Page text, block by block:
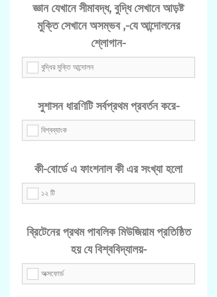
জ্ঞান যেখানে সীমাবদ্ধ, বুদ্ধি সেখানে আড়ষ্ট
মুক্তি সেখানে অসম্ভব ,-যে আন্দোলনের
শ্লোগান-
বুদ্ধির মুক্তি আন্দোলন
সুশাসন ধারণিটি সর্বপ্রথম প্রবর্তন করে-
বিশ্বব্যাংক
কী-বোর্ডে এ ফাংশনাল কী এর সংখ্যা হলো
১২ টি
ব্রিটেনের প্রথম পাবলিক মিউজিয়াম প্রতিষ্ঠিত
হয় যে বিশ্ববিদ্যালয়-
অক্সফোর্ড